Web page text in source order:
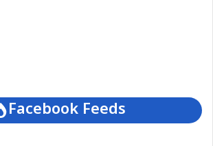
Facebook Feeds